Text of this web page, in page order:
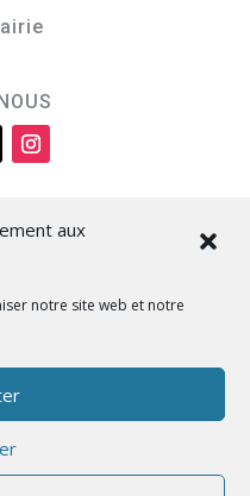
aux
notre site web et notre
Consulting